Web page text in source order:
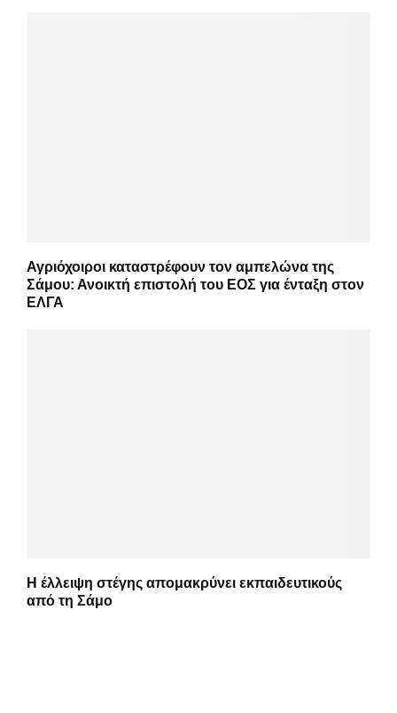
Αγριόχοιροι καταστρέφουν τον αμπελώνα της
Σάμου: Ανοικτή επιστολή του ΕΟΣ για ένταξη στον
ΕΛΓΑ
Η έλλειψη στέγης απομακρύνει εκπαιδευτικούς
από τη Σάμο